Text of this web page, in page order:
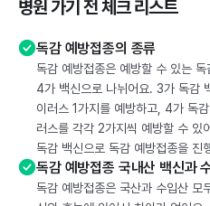
병원 가기 전 체크 리스트
독감 예방접종의 종류
독감 예방접종은 예방할 수 있는
4가 백신으로 나뉘어요. 3가 독감
이러스 1가지를 예방하고, 4가 독
러스를 각각 2가지씩 예방할 수 있
독감 백신으로 독감 예방접종을 진
독감 예방접종 국내산 백신과
독감 예방접종은 국산과 수입산 모